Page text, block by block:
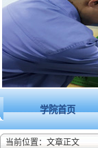
学院首页
当前位置：文章正文